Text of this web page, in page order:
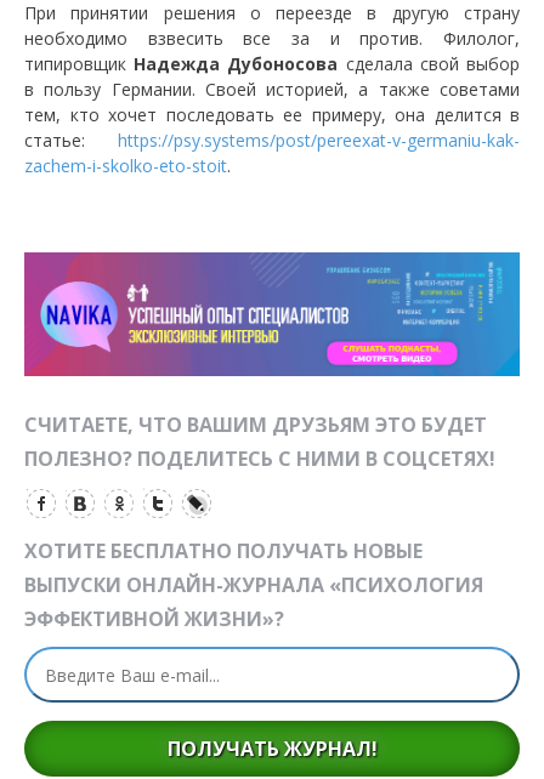
При принятии решения о переезде в другую страну
необходимо взвесить все за и против. Филолог,
типировщик Надежда Дубоносова сделала свой выбор
в пользу Германии. Своей историей, а также советами
тем, кто хочет последовать ее примеру, она делится в
статье: https://psy.systems/post/pereexat-v-germaniu-kak-
zachem-i-skolko-eto-stoit.
СЧИТАЕТЕ, ЧТО ВАШИМ ДРУЗЬЯМ ЭТО БУДЕТ
ПОЛЕЗНО? ПОДЕЛИТЕСЬ С НИМИ В СОЦСЕТЯХ!
ХОТИТЕ БЕСПЛАТНО ПОЛУЧАТЬ НОВЫЕ
ВЫПУСКИ ОНЛАЙН-ЖУРНАЛА «ПСИХОЛОГИЯ
ЭФФЕКТИВНОЙ ЖИЗНИ»?
ПОЛУЧАТЬ ЖУРНАЛ!